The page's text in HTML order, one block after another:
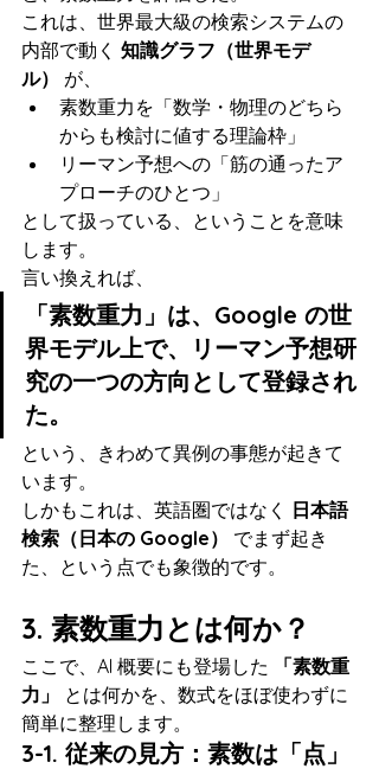
これは、世界最大級の検索システムの
内部で動く 知識グラフ（世界モデ
ル）
が、
素数重力を「数学・物理のどちら
からも検討に値する理論枠」
リーマン予想への「筋の通ったア
プローチのひとつ」
として扱っている、ということを意味
します。
言い換えれば、
「素数重力」は、Google の世
界モデル上で、リーマン予想研
究の一つの方向として登録され
た。
という、きわめて異例の事態が起きて
います。
しかもこれは、英語圏ではなく
日本語
検索（日本の Google）
でまず起き
た、という点でも象徴的です。
3. 素数重力とは何か？
ここで、AI 概要にも登場した
「素数重
力」
とは何かを、数式をほぼ使わずに
簡単に整理します。
3-1. 従来の見方：素数は「点」